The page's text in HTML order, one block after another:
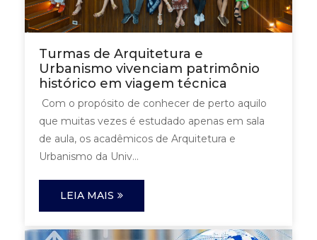
Turmas de Arquitetura e
Urbanismo vivenciam patrimônio
histórico em viagem técnica
Com o propósito de conhecer de perto aquilo
que muitas vezes é estudado apenas em sala
de aula, os acadêmicos de Arquitetura e
Urbanismo da Univ...
LEIA MAIS